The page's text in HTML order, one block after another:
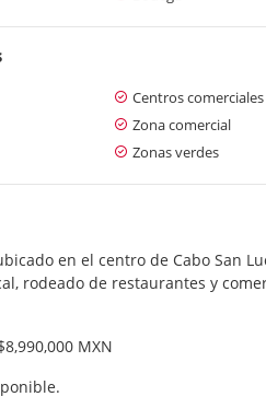
Centros comerciales
Zona comercial
Zonas verdes
en el centro de Cabo San
rodeado de restaurantes y
MXN